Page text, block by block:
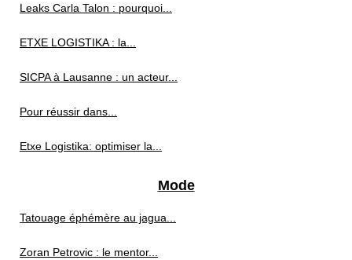
Leaks Carla Talon : pourquoi...
ETXE LOGISTIKA : la...
SICPA à Lausanne : un acteur...
Pour réussir dans...
Etxe Logistika: optimiser la...
Mode
Tatouage éphémère au jagua...
Zoran Petrovic : le mentor...